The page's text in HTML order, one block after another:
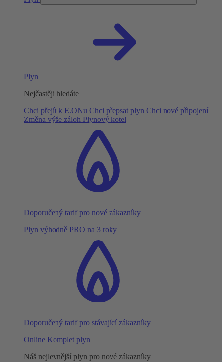
Plyn
Nejčastěji hledáte
Chci přejít k E.ONu Chci přepsat plyn Chci nové připojení
Změna výše záloh Plynový kotel
Doporučený tarif pro nové zákazníky
Plyn výhodně PRO na 3 roky
Doporučený tarif pro stávající zákazníky
Online Komplet plyn
Náš nejlevnější plyn pro nové zákazníky